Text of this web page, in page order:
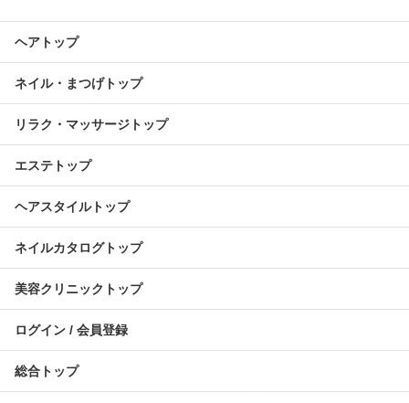
ヘアトップ
ネイル・まつげトップ
リラク・マッサージトップ
エステトップ
ヘアスタイルトップ
ネイルカタログトップ
美容クリニックトップ
ログイン / 会員登録
総合トップ